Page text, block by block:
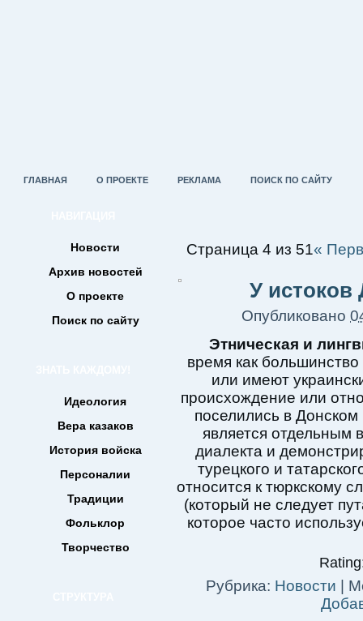
ГЛАВНАЯ О ПРОЕКТЕ РЕКЛАМА ПОИСК ПО САЙТУ
Новости
Архив новостей
О проекте
Поиск по сайту
Идеология
Вера казаков
История войска
Персоналии
Традиции
Фольклор
Творчество
Страница 4 из 51«
У истоков
Опубликовано
Этническая и
время как большинство
или имеют
происхождение или
поселились в
является отдельным
диалекта и
турецкого и
относится к тюркскому
(который не следует
которое часто
Рубрика: Новости